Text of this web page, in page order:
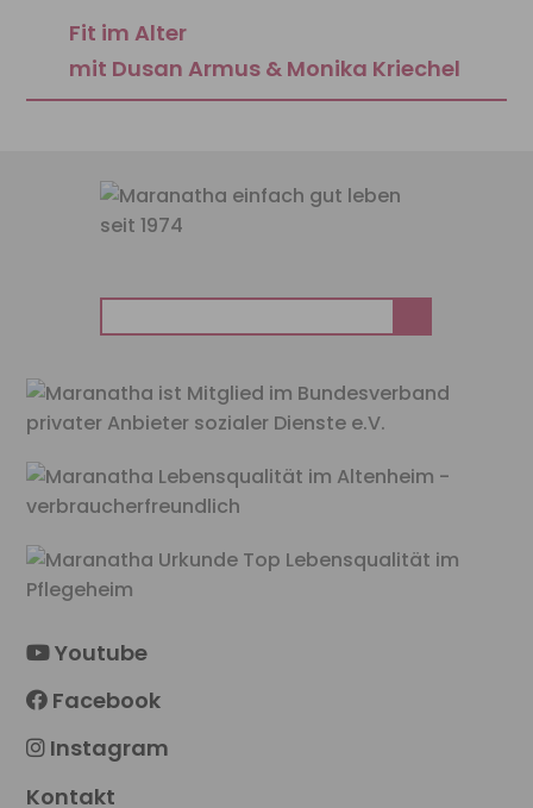
Fit im Alter
mit Dusan Armus & Monika Kriechel
nach:
Youtube
Facebook
Instagram
Kontakt